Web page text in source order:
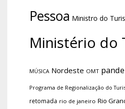
Pessoa Ministro do
Ministério do
MÚSICA Nordeste OMT
Programa de Regionalização do
retomada rio de janeiro Rio